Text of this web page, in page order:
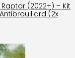
(2022+) – Kit
(2x